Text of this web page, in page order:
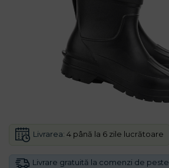
Livrare gratuită la comenzi de peste
Livrarea: 4 până la 6 zile lucrătoare